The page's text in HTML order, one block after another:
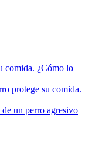
comida. ¿Cómo lo
protege su comida.
un perro agresivo